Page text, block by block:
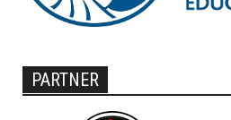
PARTNER